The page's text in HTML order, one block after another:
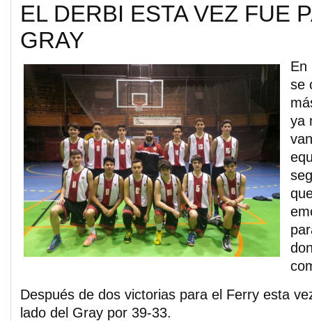
EL DERBI ESTA VEZ FUE
GRAY
En
se
ya
Después de dos victorias para el Ferry esta
lado del Gray por 39-33.